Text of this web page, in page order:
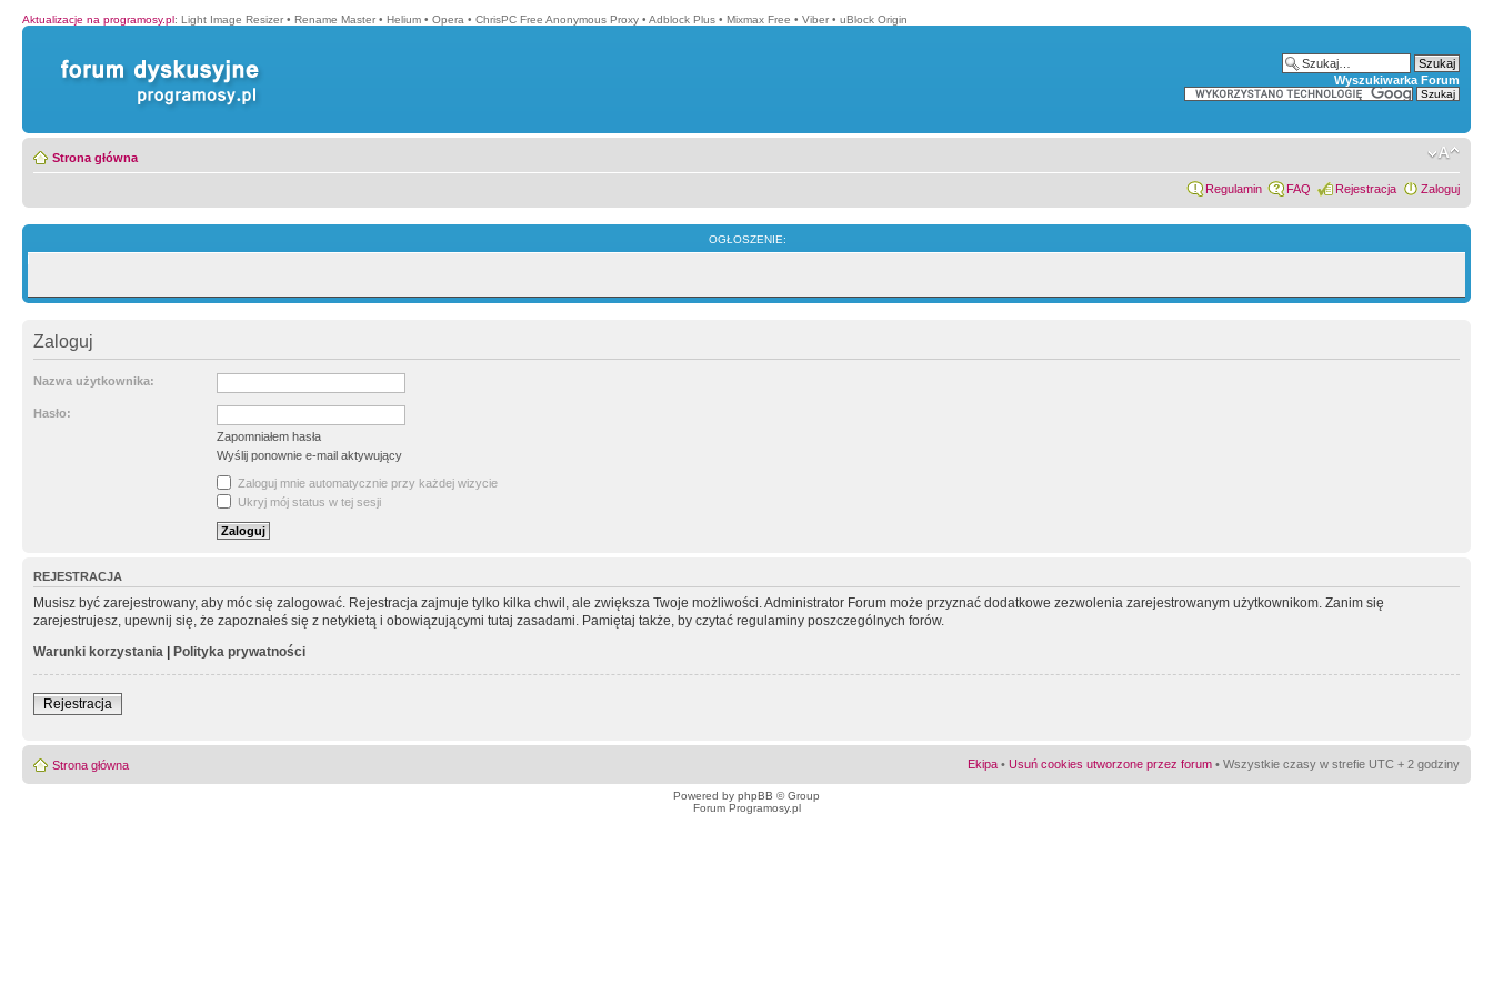
Aktualizacje na programosy.pl: Light Image Resizer • Rename Master • Helium • Opera • ChrisPC Free Anonymous Proxy • Adblock Plus • Mixmax Free • Viber • uBlock Origin
Wyszukiwarka Forum
Strona główna
Regulamin FAQ Rejestracja Zaloguj
OGŁOSZENIE:
Zaloguj
Nazwa użytkownika:
Hasło:
Zapomniałem hasła
Wyślij ponownie e-mail aktywujący
Zaloguj mnie automatycznie przy każdej wizycie
Ukryj mój status w tej sesji
REJESTRACJA
Musisz być zarejestrowany, aby móc się zalogować. Rejestracja zajmuje tylko kilka chwil, ale zwiększa Twoje możliwości. Administrator Forum może przyznać dodatkowe zezwolenia zarejestrowanym użytkownikom. Zanim się
zarejestrujesz, upewnij się, że zapoznałeś się z netykietą i obowiązującymi tutaj zasadami. Pamiętaj także, by czytać regulaminy poszczególnych forów.
Warunki korzystania | Polityka prywatności
Rejestracja
Strona główna Ekipa • Usuń cookies utworzone przez forum • Wszystkie czasy w strefie UTC + 2 godziny
Powered by phpBB © Group
Forum Programosy.pl